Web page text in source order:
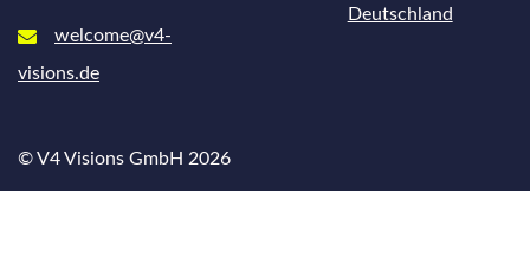
welcome@v4-
visions.de
Deutschland
© V4 Visions GmbH 2026